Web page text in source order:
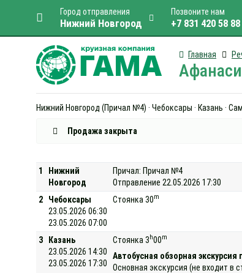
Город отправления
Нижний Новгород
Позвоните нам
+7 831 420 58 88
Главная
Нижний Новгород (Причал №4) · Чебоксары · Казань ·
Продажа закрыта
1
Нижний
Новгород
Причал: Причал №4
Отправление 22.05.2026 17:30
2
Чебоксары
23.05.2026 06:30
23.05.2026 07:00
Стоянка 30m
3
Казань
23.05.2026 14:30
23.05.2026 17:30
Стоянка 3 h00m
Автобусная обзорная
Основная экскурсия (не входит в